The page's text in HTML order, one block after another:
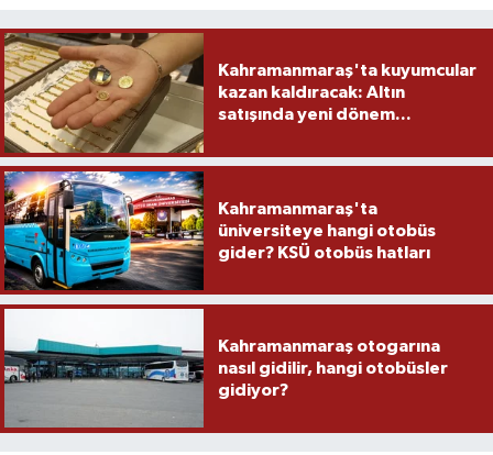
Kahramanmaraş'ta kuyumcular
kazan kaldıracak: Altın
satışında yeni dönem...
Kahramanmaraş'ta
üniversiteye hangi otobüs
gider? KSÜ otobüs hatları
Kahramanmaraş otogarına
nasıl gidilir, hangi otobüsler
gidiyor?